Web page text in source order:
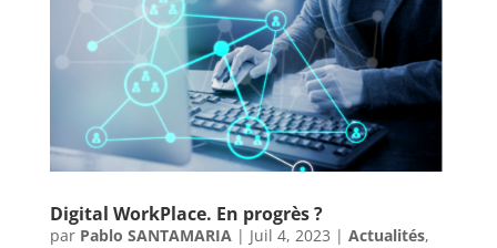
Digital WorkPlace. En progrès ?
par Pablo SANTAMARIA | Juil 4, 2023 | Actualités,